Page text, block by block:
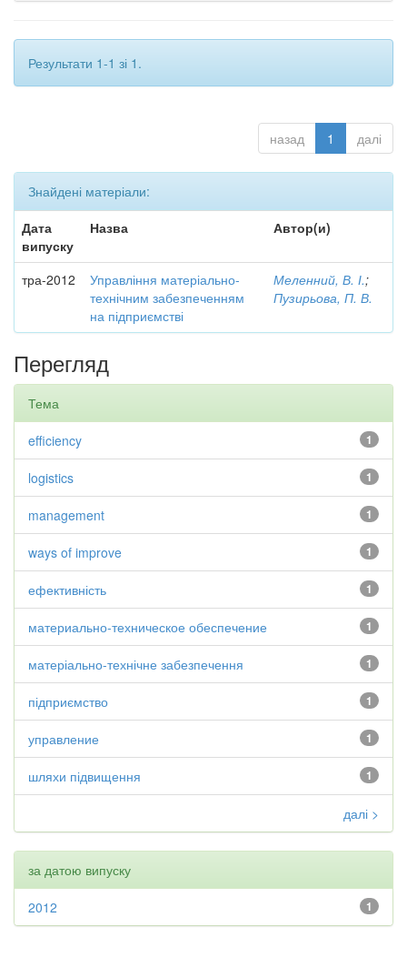
Результати 1-1 зі 1.
назад 1 далі
Знайдені матеріали:
Дата
випуску
Назва Автор(и)
тра-2012
Управління матеріально-
технічним забезпеченням
на підприємстві
Меленний, В. І.;
Пузирьова, П. В.
Перегляд
Тема
1
efficiency
1
logistics
1
management
1
ways of improve
1
ефективність
1
материально-техническое обеспечение
1
матеріально-технічне забезпечення
1
підприємство
1
управление
1
шляхи підвищення
далі >
за датою випуску
1
2012